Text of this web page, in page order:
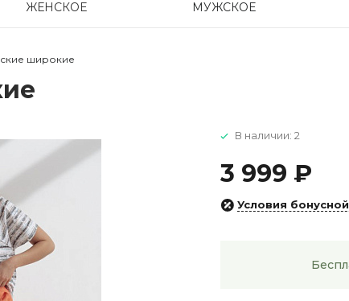
ЖЕНСКОЕ МУЖСКОЕ
широкие
В наличии: 2
3 999 ₽
Условия